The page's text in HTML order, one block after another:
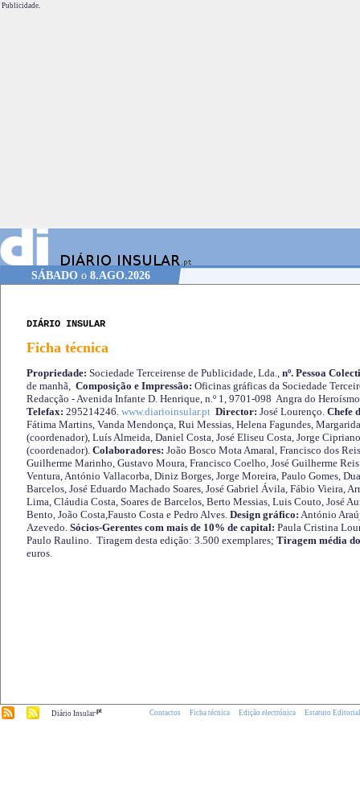
Publicidade.
SÁBADOo 8.AGO.2026
DIÁRIO INSULAR
Ficha técnica
Propriedade: Sociedade Terceirense de Publicidade, Lda., nº. Pessoa
de manhã, Composição e Impressão: Oficinas gráficas da Sociedade
Redacção - Avenida Infante D. Henrique, n.º 1, 9701-098 Angra do
Telefax: 295214246. www.diarioinsular.pt Director: José Lourenço. Chefe
Fátima Martins, Vanda Mendonça, Rui Messias, Helena Fagundes,
(coordenador), Luís Almeida, Daniel Costa, José Eliseu Costa, Jorge
(coordenador). Colaboradores: João Bosco Mota Amaral, Francisco dos
Guilherme Marinho, Gustavo Moura, Francisco Coelho, José Guilherme
Ventura, António Vallacorba, Diniz Borges, Jorge Moreira, Paulo Gomes,
Barcelos, José Eduardo Machado Soares, José Gabriel Ávila, Fábio Vieira,
Lima, Cláudia Costa, Soares de Barcelos, Berto Messias, Luis Couto, José
Bento, João Costa,Fausto Costa e Pedro Alves. Design gráfico: António
Azevedo. Sócios-Gerentes com mais de 10% de capital: Paula Cristina
Paulo Raulino. Tiragem desta edição: 3.500 exemplares; Tiragem média
euros.
Diário Insular.pt Contactos Ficha técnica Edição electrónica Estatuto Editorial